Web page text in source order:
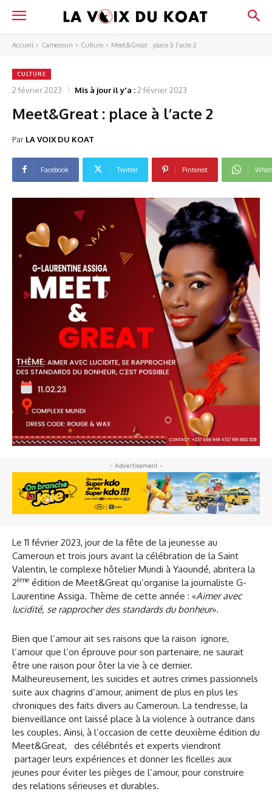
Accueil Cameroun Culture Meet&Great : place à l’acte 2
CULTURE
2 février 2023 Mis à jour il y'a :2 février 2023
Meet&Great : place à l’acte 2
Par LA VOIX DU KOAT
Facebook Twitter Pinterest
- Advertisement -
Le 11 février 2023, jour de la fête de la jeunesse au
Cameroun et trois jours avant la célébration de la Saint
Valentin, le complexe hôtelier Mundi à Yaoundé, abritera la
2ème édition de Meet&Great qu’organise la journaliste G-
Laurentine Assiga. Thème de cette année : «Aimer avec
lucidité, se rapprocher des standards du bonheur».
Bien que l’amour ait ses raisons que la raison ignore,
l’amour que l’on éprouve pour son partenaire, ne saurait
être une raison pour ôter la vie à ce dernier.
Malheureusement, les suicides et autres crimes passionnels
suite aux chagrins d’amour, animent de plus en plus les
chroniques des faits divers au Cameroun. La tendresse, la
bienveillance ont laissé place à la violence à outrance dans
les couples. Ainsi, à l’occasion de cette deuxième édition du
Meet&Great, des célébrités et experts viendront
partager leurs expériences et donner les ficelles aux
jeunes pour éviter les pièges de l’amour, pour construire
des relations sérieuses et durables.